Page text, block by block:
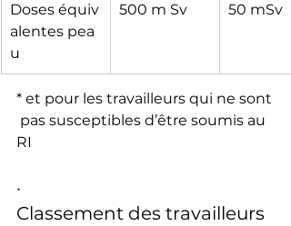
Doses équiv
alentes pea
u
500 m Sv 50 mSv
* et pour les travailleurs qui ne sont
pas susceptibles d’être soumis au
RI
·
Classement des travailleurs